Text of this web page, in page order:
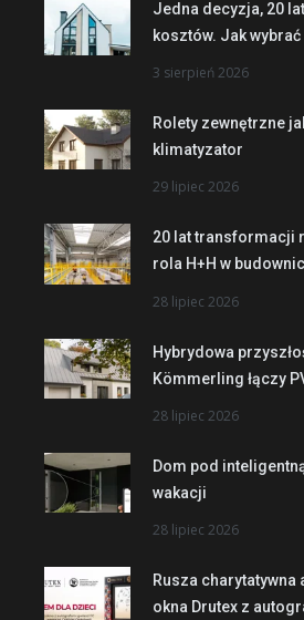
Jedna decyzja, 20
kosztów. Jak wybrać
3 sierpień 2026
Rolety zewnętrzne
klimatyzator
29 lipiec 2026
20 lat transformacji
rola H+H w
28 lipiec 2026
Hybrydowa
Kömmerling łączy
28 lipiec 2026
Dom pod
wakacji
28 lipiec 2026
Rusza
okna Drutex z